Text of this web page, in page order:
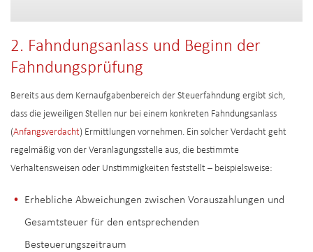
2. Fahndungsanlass und Beginn der
Fahndungsprüfung
Bereits aus dem Kernaufgabenbereich der Steuerfahndung ergibt sich,
dass die jeweiligen Stellen nur bei einem konkreten Fahndungsanlass
(Anfangsverdacht) Ermittlungen vornehmen. Ein solcher Verdacht geht
regelmäßig von der Veranlagungsstelle aus, die bestimmte
Verhaltensweisen oder Unstimmigkeiten feststellt – beispielsweise:
Erhebliche Abweichungen zwischen Vorauszahlungen und
Gesamtsteuer für den entsprechenden
Besteuerungszeitraum